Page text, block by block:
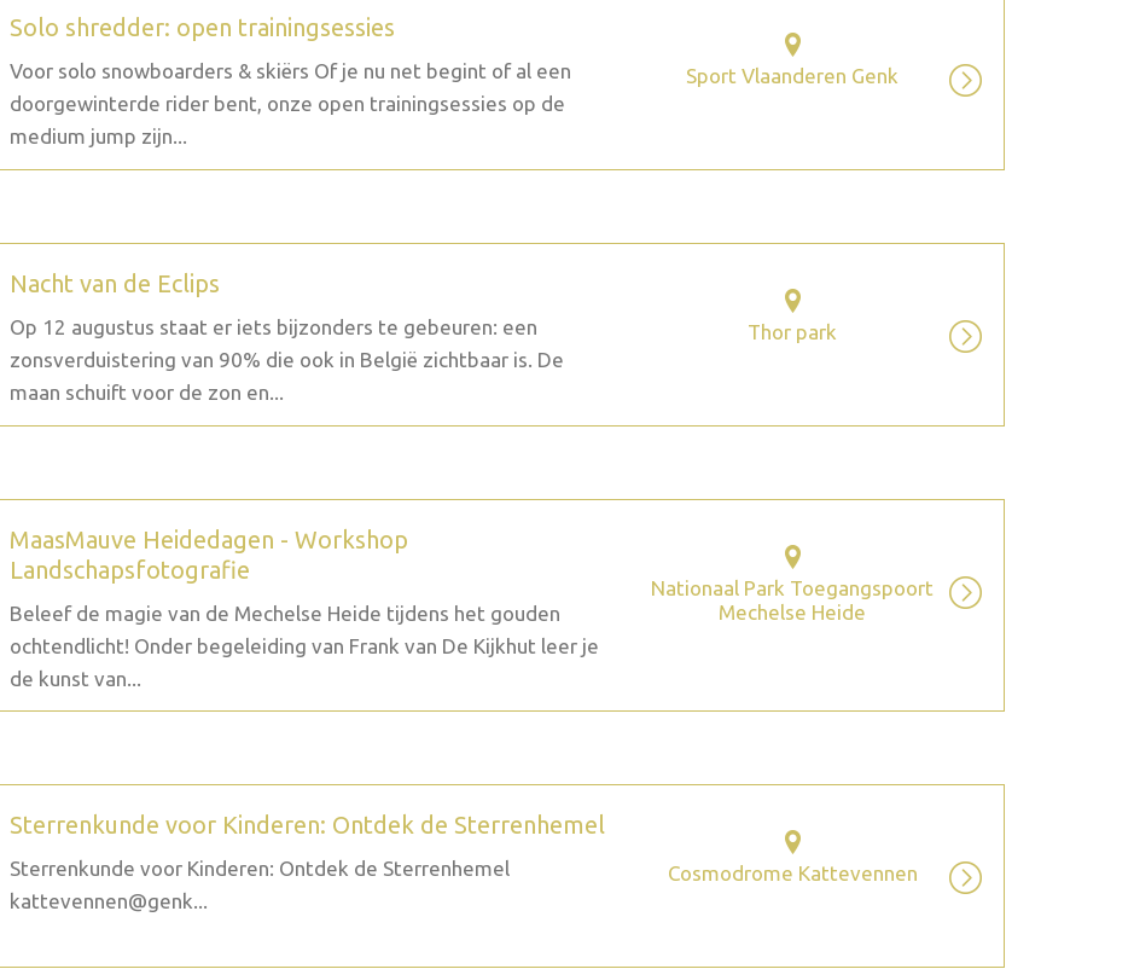
Solo shredder: open trainingsessies
Voor solo snowboarders & skiërs Of je nu net begint of al een
doorgewinterde rider bent, onze open trainingsessies op de
medium jump zijn...
Sport Vlaanderen Genk
Nacht van de Eclips
Op 12 augustus staat er iets bijzonders te gebeuren: een
zonsverduistering van 90% die ook in België zichtbaar is. De
maan schuift voor de zon en...
Thor park
MaasMauve Heidedagen - Workshop
Landschapsfotografie
Beleef de magie van de Mechelse Heide tijdens het gouden
ochtendlicht! Onder begeleiding van Frank van De Kijkhut leer je
de kunst van...
Nationaal Park Toegangspoort
Mechelse Heide
Sterrenkunde voor Kinderen: Ontdek de Sterrenhemel
Sterrenkunde voor Kinderen: Ontdek de Sterrenhemel
kattevennen@genk...
Cosmodrome Kattevennen